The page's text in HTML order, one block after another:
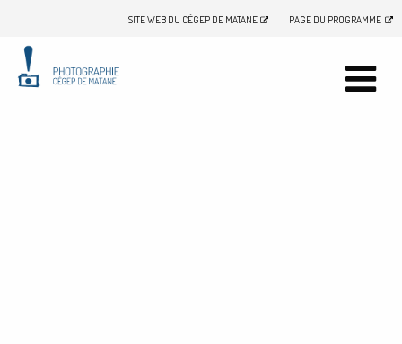
SITE WEB DU CÉGEP DE MATANE PAGE DU PROGRAMME